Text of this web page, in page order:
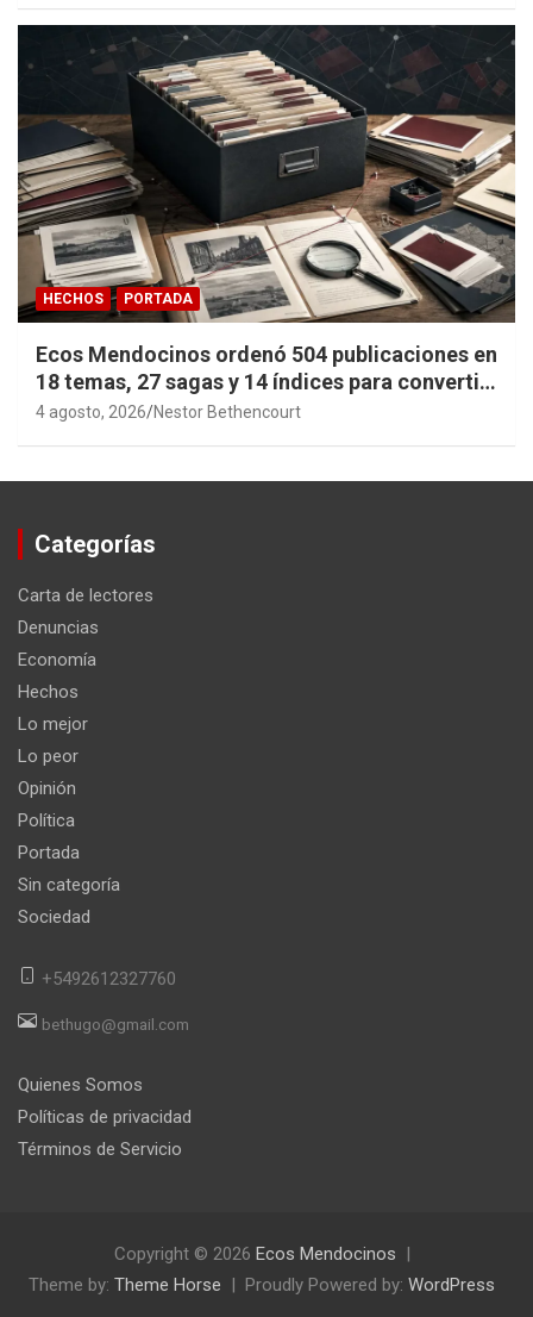
HECHOS PORTADA
Ecos Mendocinos ordenó 504 publicaciones en
18 temas, 27 sagas y 14 índices para convertir
años de investigación en memoria pública
4 agosto, 2026 Nestor Bethencourt
Categorías
Carta de lectores
Denuncias
Economía
Hechos
Lo mejor
Lo peor
Opinión
Política
Portada
Sin categoría
Sociedad
+5492612327760
bethugo@gmail.com
Quienes Somos
Políticas de privacidad
Términos de Servicio
Copyright © 2026 Ecos Mendocinos
Theme by: Theme Horse Proudly Powered by: WordPress